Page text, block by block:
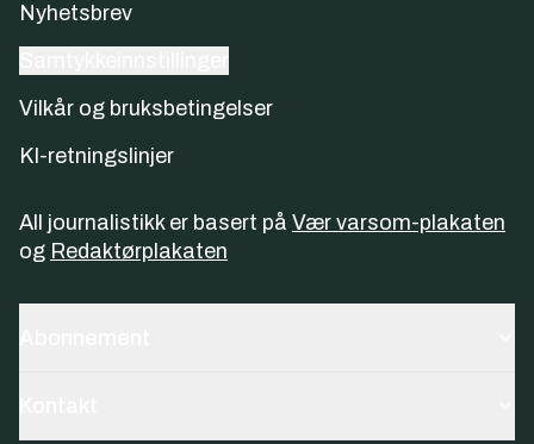
Nyhetsbrev
Vilkår og bruksbetingelser
KI-retningslinjer
All journalistikk er basert på Vær varsom-plakaten
og Redaktørplakaten